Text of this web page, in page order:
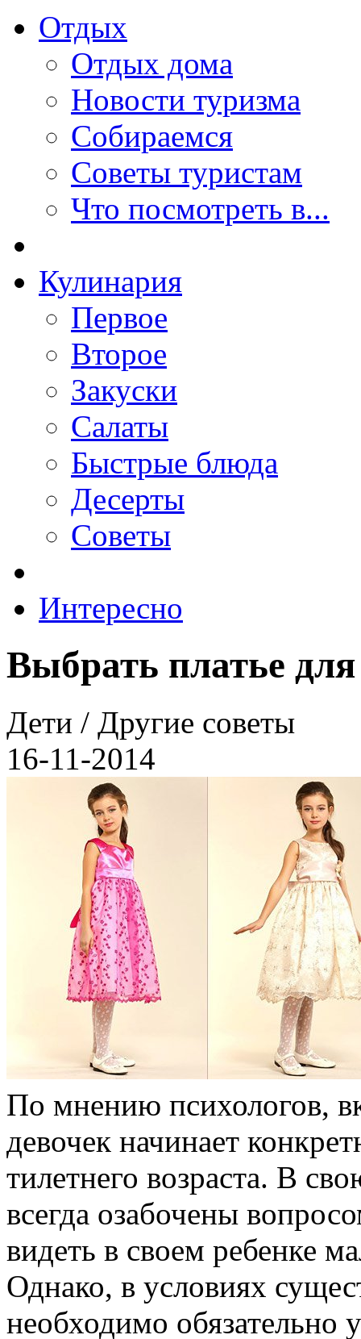
Отдых
Отдых дома
Новости туризма
Собираемся
Советы туристам
Что посмотреть в...
Кулинария
Первое
Второе
Закуски
Салаты
Быстрые блюда
Десерты
Советы
Интересно
Выбрать платье
Дети / Другие советы
16-11-2014
По мнению психологов,
девочек начинает
тилетнего возраста. В
всегда озабочены
видеть в своем ребенке
Однако, в условиях
необходимо обязательно